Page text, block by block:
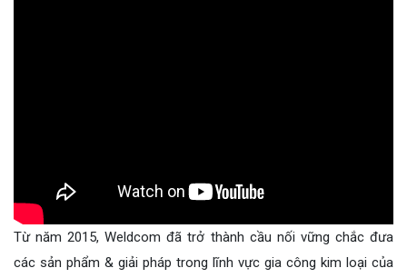
Từ năm 2015, Weldcom đã trở thành cầu nối vững chắc đưa
các sản phẩm & giải pháp trong lĩnh vực gia công kim loại của